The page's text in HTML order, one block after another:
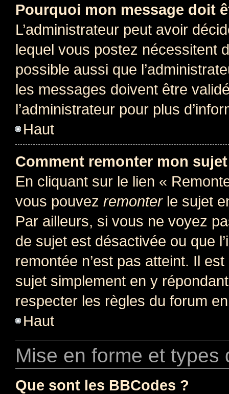
Pourquoi mon message doit
L’administrateur peut avoir
lequel vous postez nécessitent
possible aussi que
les messages doivent être
l’administrateur pour plus
Haut
Comment remonter mon
En cliquant sur le lien «
vous pouvez remonterle sujet
Par ailleurs, si vous ne voyez
de sujet est désactivée ou que
remontée n’est pas atteint. Il
sujet simplement en y
respecter les règles du forum
Haut
Mise en forme et types
Que sont les BBCodes ?